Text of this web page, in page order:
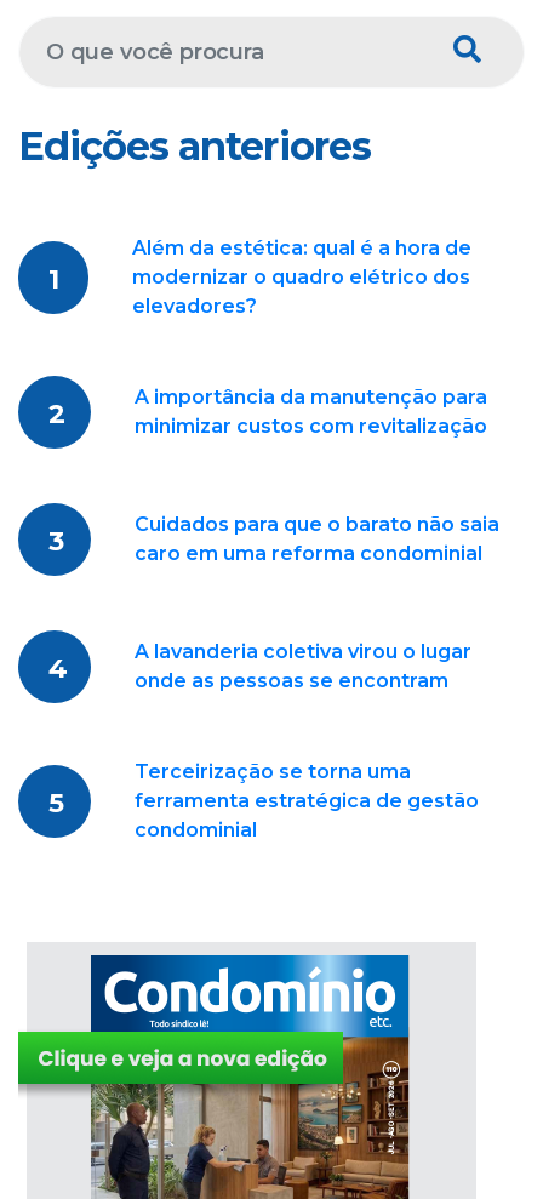
Edições anteriores
1
Além da estética: qual é a hora de
modernizar o quadro elétrico dos
elevadores?
2
A importância da manutenção para
minimizar custos com revitalização
3
Cuidados para que o barato não saia
caro em uma reforma condominial
4
A lavanderia coletiva virou o lugar
onde as pessoas se encontram
5
Terceirização se torna uma
ferramenta estratégica de gestão
condominial